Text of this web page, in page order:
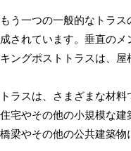
もう一つの一般的なトラ
成されています。垂直のメ
キングポストトラスは、屋
トラスは、さまざまな材
住宅やその他の小規模な建
橋梁やその他の公共建築物